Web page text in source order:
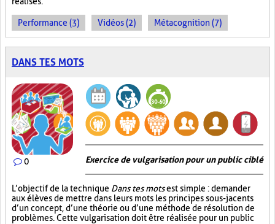
Performance (3) Vidéos (2) Métacognition (7)
DANS TES MOTS
0 Exercice de vulgarisation pour un public ciblé
L’objectif de la technique Dans tes motsest simple : demander
aux élèves de mettre dans leurs mots les principes sous-jacents
d’un concept, d’une théorie ou d’une méthode de résolution de
problèmes. Cette vulgarisation doit être réalisée pour un public